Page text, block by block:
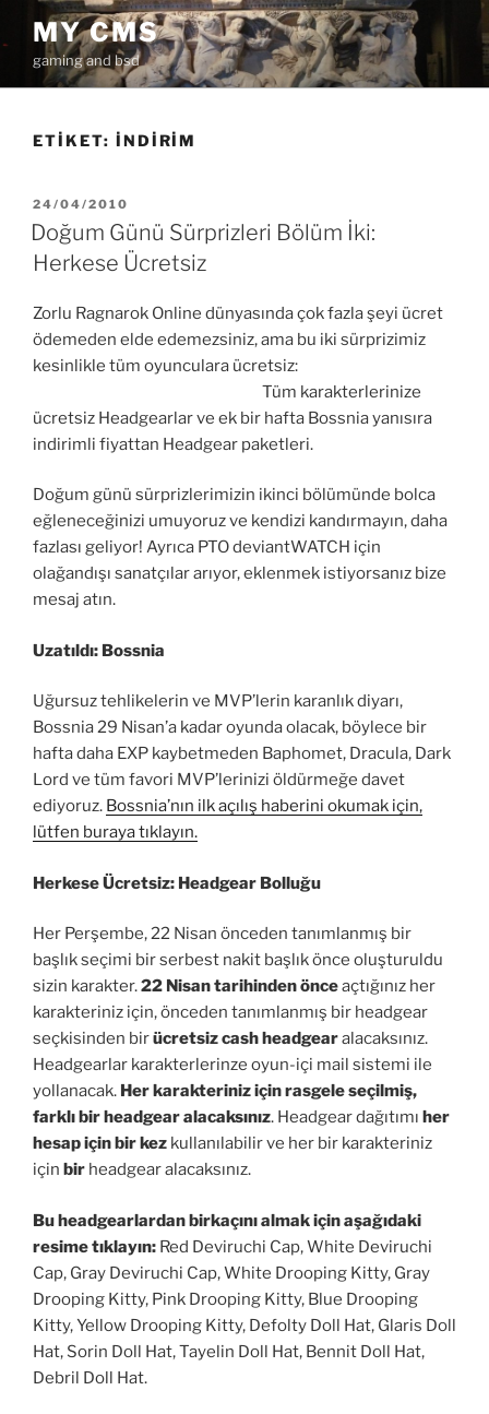
İçeriğe
MY CMS
gaming and bsd
ETIKET: INDIRIM
YAYIM
TARIHI
24/04/2010
Doğum Günü Sürprizleri Bölüm İki:
Herkese Ücretsiz
Zorlu Ragnarok Online dünyasında çok fazla şeyi ücret
ödemeden elde edemezsiniz, ama bu iki sürprizimiz
kesinlikle tüm oyunculara ücretsiz:
Tüm karakterlerinize
ücretsiz Headgearlar ve ek bir hafta Bossnia yanısıra
indirimli fiyattan Headgear paketleri.
Doğum günü sürprizlerimizin ikinci bölümünde bolca
eğleneceğinizi umuyoruz ve kendizi kandırmayın, daha
fazlası geliyor! Ayrıca PTO deviantWATCH için
olağandışı sanatçılar arıyor, eklenmek istiyorsanız bize
mesaj atın.
Uzatıldı: Bossnia
Uğursuz tehlikelerin ve MVP’lerin karanlık diyarı,
Bossnia 29 Nisan’a kadar oyunda olacak, böylece bir
hafta daha EXP kaybetmeden Baphomet, Dracula, Dark
Lord ve tüm favori MVP’lerinizi öldürmeğe davet
ediyoruz. Bossnia’nın ilk açılış haberini okumak için,
lütfen buraya tıklayın.
Herkese Ücretsiz: Headgear Bolluğu
Her Perşembe, 22 Nisan önceden tanımlanmış bir
başlık seçimi bir serbest nakit başlık önce oluşturuldu
sizin karakter.22 Nisan tarihinden önceaçtığınız her
karakteriniz için, önceden tanımlanmış bir headgear
seçkisinden birücretsiz cash headgearalacaksınız.
Headgearlar karakterlerinze oyun-içi mail sistemi ile
yollanacak. Her karakteriniz için rasgele seçilmiş,
farklı bir headgear alacaksınız. Headgear dağıtımı her
hesap için bir kez kullanılabilir ve her bir karakteriniz
için bir headgear alacaksınız.
Bu headgearlardan birkaçını almak için aşağıdaki
resime tıklayın: Red Deviruchi Cap, White Deviruchi
Cap, Gray Deviruchi Cap, White Drooping Kitty, Gray
Drooping Kitty, Pink Drooping Kitty, Blue Drooping
Kitty, Yellow Drooping Kitty, Defolty Doll Hat, Glaris Doll
Hat, Sorin Doll Hat, Tayelin Doll Hat, Bennit Doll Hat,
Debril Doll Hat.